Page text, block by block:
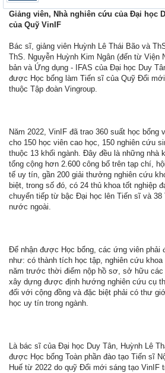
Giảng viên, Nhà nghiên cứu của Đại học
của Quỹ VinIF
Bác sĩ, giảng viên Huỳnh Lê Thái Bão và
ThS. Nguyễn Huỳnh Kim Ngân (đến từ Viện
bản và Ứng dụng - IFAS của Đại học Duy
được Học bổng làm Tiến sĩ của Quỹ Đổi
thuộc Tập đoàn Vingroup.
Năm 2022, VinIF đã trao 360 suất học bổng
cho 150 học viên cao học, 150 nghiên cứu
thuộc 13 khối ngành. Đây đều là những nhà
tổng cộng hơn 2.600 công bố trên tạp chí,
tế uy tín, gần 200 giải thưởng nghiên cứu
biệt, trong số đó, có 24 thủ khoa tốt nghiệp
chuyển tiếp từ bậc Đại học lên Tiến sĩ và
nước ngoài.
Để nhận được Học bổng, các ứng viên phải
như: có thành tích học tập, nghiên cứu
năm trước thời điểm nộp hồ sơ, sở hữu
xây dựng được định hướng nghiên cứu cụ
đối với cộng đồng và đặc biệt phải có thư
học uy tín trong ngành.
Là bác sĩ của Đại học Duy Tân, Huỳnh Lê
được Học bổng Toàn phần đào tạo Tiến sĩ
Huế từ 2022 do quỹ Đổi mới sáng tạo VinIF